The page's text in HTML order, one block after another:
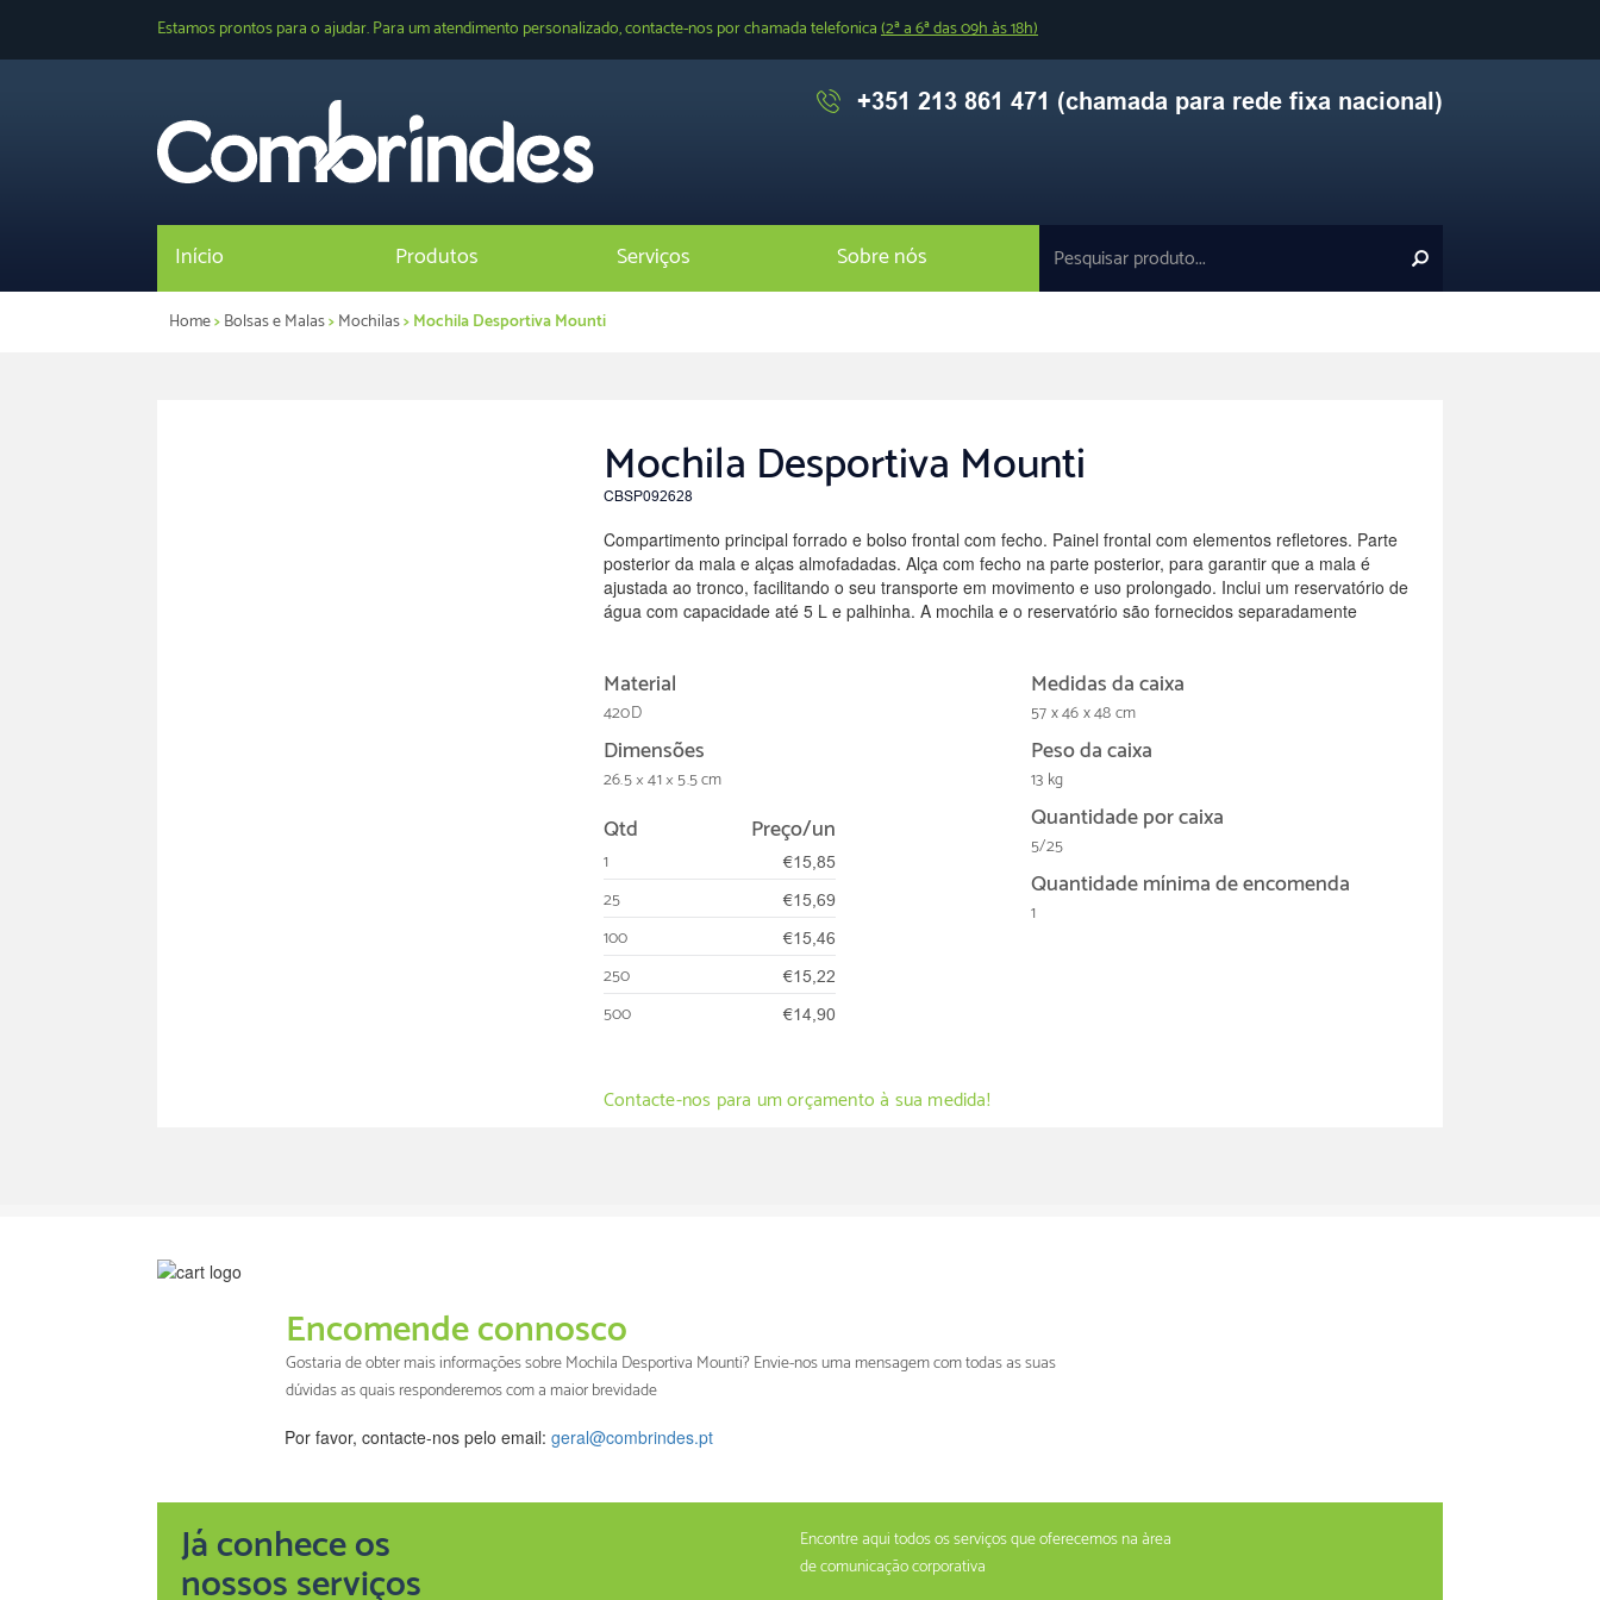
Estamos prontos para o ajudar. Para um atendimento personalizado, contacte-nos por chamada telefonica(2ª a 6ª das 09h às 18h)
+351 213 861 471 (chamada para rede fixa nacional)
Início Produtos Serviços Sobre nós
Home>Bolsas e Malas>Mochilas> Mochila Desportiva Mounti
Mochila Desportiva Mounti
CBSP092628
Compartimento principal forrado e bolso frontal com fecho. Painel frontal com elementos refletores. Parte
posterior da mala e alças almofadadas. Alça com fecho na parte posterior, para garantir que a mala é
ajustada ao tronco, facilitando o seu transporte em movimento e uso prolongado. Inclui um reservatório de
água com capacidade até 5 L e palhinha. A mochila e o reservatório são fornecidos separadamente
Material
420D
Dimensões
26.5 × 41 × 5.5 cm
Qtd Preço/un
1 €15,85
25 €15,69
100 €15,46
250 €15,22
500 €14,90
Medidas da caixa
57 x 46 x 48 cm
Peso da caixa
13 kg
Quantidade por caixa
5/25
Quantidade mínima de encomenda
1
Contacte-nos para um orçamento à sua medida!
Encomende connosco
Gostaria de obter mais informações sobre Mochila Desportiva Mounti? Envie-nos uma mensagem com todas as suas
dúvidas as quais responderemos com a maior brevidade
Por favor, contacte-nos pelo email: geral@combrindes.pt
Já conhece os
nossos serviços
Encontre aqui todos os serviços que oferecemos na àrea
de comunicação corporativa